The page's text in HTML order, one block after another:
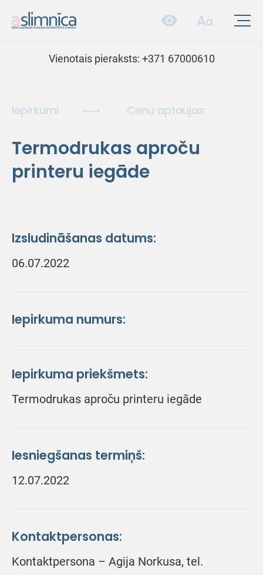
Vienotais pieraksts: +371 67000610
Iepirkumi Cenu aptaujas
Termodrukas aproču
printeru iegāde
Izsludināšanas datums:
06.07.2022
Iepirkuma numurs:
Iepirkuma priekšmets:
Termodrukas aproču printeru iegāde
Iesniegšanas termiņš:
12.07.2022
Kontaktpersonas:
Kontaktpersona – Agija Norkusa, tel.